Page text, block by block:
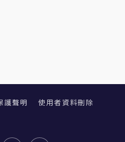
護聲明 使用者資料刪除